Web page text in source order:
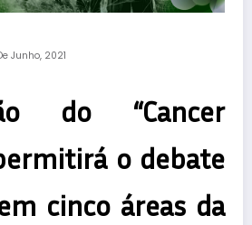
Junho, 2021
do “Cancer
o debate
cinco áreas da